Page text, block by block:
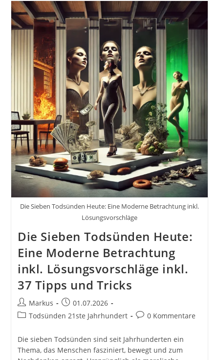
Erzählung,
Eine
Einführung
Ins
Storytelling.
Anwendung,
Wirkung
Und
Warum
Geschichten
Uns
Fesseln.
Buch
Von
Markus
Flicker
Die Sieben Todsünden Heute: Eine Moderne Betrachtung inkl.
Lösungsvorschläge
Die Sieben Todsünden Heute:
Eine Moderne Betrachtung
inkl. Lösungsvorschläge inkl.
37 Tipps und Tricks
Beitrags-
Autor:
Markus
Beitrag
veröffentlicht:
01.07.2026
Beitrags-
Todsünden 21ste Jahrhundert
Beitrags-
0 Kommentare
Die sieben Todsünden sind seit Jahrhunderten ein
Thema, das Menschen fasziniert, bewegt und zum